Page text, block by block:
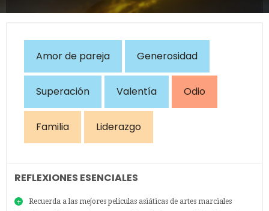
Amor de pareja Generosidad
Superación Valentía Odio
Familia Liderazgo
REFLEXIONES ESENCIALES
Recuerda a las mejores películas asiáticas de artes marciales